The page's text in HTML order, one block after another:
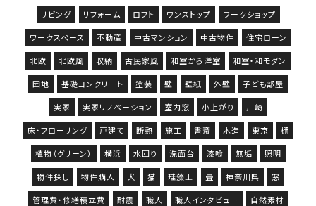
リビング リフォーム ロフト ワンストップ ワークショップ
ワークスペース 不動産 中古マンション 中古物件 住宅ローン
北欧 北欧風 収納 古民家風 和室から洋室 和室・和モダン
団地 基礎コンクリート 塗装 壁 壁紙 外壁 子ども部屋
実家 実家リノベーション 室内窓 小上がり 川崎
床・フローリング 戸建て 断熱 施工 書斎 木造 東京 棚
植物（グリーン） 横浜 水回り 洗面台 漆喰 無垢 照明
物件探し 物件購入 犬 猫 珪藻土 畳 神奈川県 窓
管理費・修繕積立費 耐震 職人 職人インタビュー 自然素材